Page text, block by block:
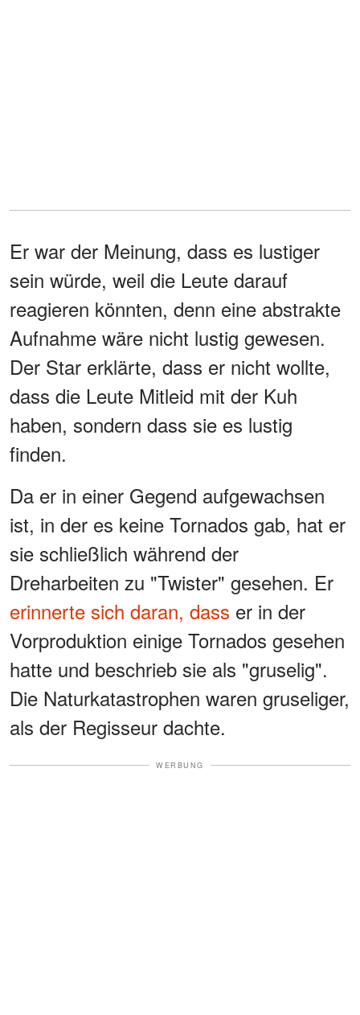
Er war der Meinung, dass es lustiger
sein würde, weil die Leute darauf
reagieren könnten, denn eine abstrakte
Aufnahme wäre nicht lustig gewesen.
Der Star erklärte, dass er nicht wollte,
dass die Leute Mitleid mit der Kuh
haben, sondern dass sie es lustig
finden.
Da er in einer Gegend aufgewachsen
ist, in der es keine Tornados gab, hat er
sie schließlich während der
Dreharbeiten zu "Twister" gesehen. Er
erinnerte sich daran, dass er in der
Vorproduktion einige Tornados gesehen
hatte und beschrieb sie als "gruselig".
Die Naturkatastrophen waren gruseliger,
als der Regisseur dachte.
WERBUNG